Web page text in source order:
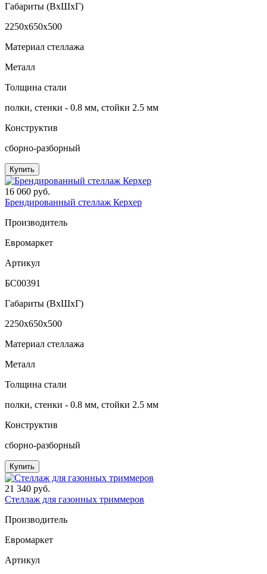
Габариты (ВxШxГ)
2250x650x500
Материал стеллажа
Металл
Толщина стали
полки, стенки - 0.8 мм, стойки 2.5 мм
Конструктив
сборно-разборный
Купить
16 060 руб.
Брендированный стеллаж Керхер
Производитель
Евромаркет
Артикул
БС00391
Габариты (ВxШxГ)
2250x650x500
Материал стеллажа
Металл
Толщина стали
полки, стенки - 0.8 мм, стойки 2.5 мм
Конструктив
сборно-разборный
Купить
21 340 руб.
Стеллаж для газонных триммеров
Производитель
Евромаркет
Артикул